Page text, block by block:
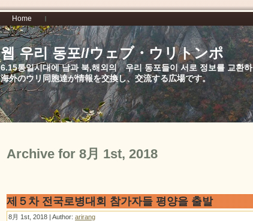
Home
웹 우리 동포//ウェブ・ウリトンポ
6.15통일시대에 남과 북,해외의 우리 동포들이 서로 정보를 교환
海外のウリ同胞達が情報を交換し、交流する広場です。
Archive for 8月 1st, 2018
제５차 전국로병대회 참가자들 평양을 출발
8月 1st, 2018 | Author: arirang